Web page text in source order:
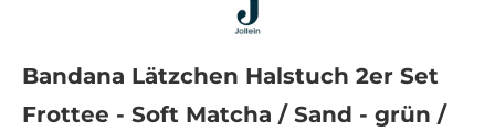
Bandana Lätzchen Halstuch 2er Set
Frottee - Soft Matcha / Sand - grün /